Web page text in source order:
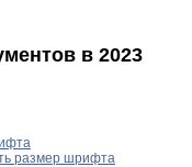
в 2023
размер шрифта